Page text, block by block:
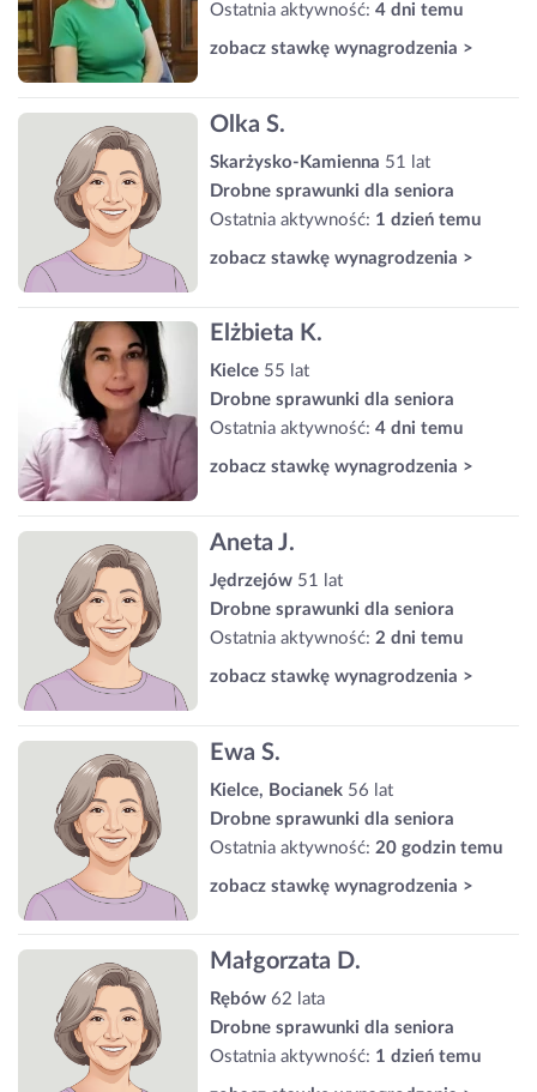
Ostatnia aktywność: 4 dni temu
zobacz stawkę wynagrodzenia >
Olka S.
Skarżysko-Kamienna 51 lat
Drobne sprawunki dla seniora
Ostatnia aktywność: 1 dzień temu
zobacz stawkę wynagrodzenia >
Elżbieta K.
Kielce 55 lat
Drobne sprawunki dla seniora
Ostatnia aktywność: 4 dni temu
zobacz stawkę wynagrodzenia >
Aneta J.
Jędrzejów 51 lat
Drobne sprawunki dla seniora
Ostatnia aktywność: 2 dni temu
zobacz stawkę wynagrodzenia >
Ewa S.
Kielce, Bocianek 56 lat
Drobne sprawunki dla seniora
Ostatnia aktywność: 20 godzin temu
zobacz stawkę wynagrodzenia >
Małgorzata D.
Rębów 62 lata
Drobne sprawunki dla seniora
Ostatnia aktywność: 1 dzień temu